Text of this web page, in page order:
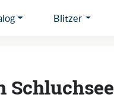
Blitzer